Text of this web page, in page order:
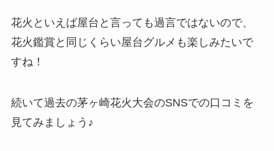
花火といえば屋台と言っても過言ではないので、
花火鑑賞と同じくらい屋台グルメも楽しみたいで
すね！
続いて過去の茅ヶ崎花火大会のSNSでの口コミを
見てみましょう♪